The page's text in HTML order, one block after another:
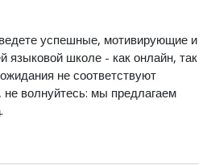
успешные, мотивирующие и
языковой школе - как онлайн, так
не соответствуют
волнуйтесь: мы предлагаем
.